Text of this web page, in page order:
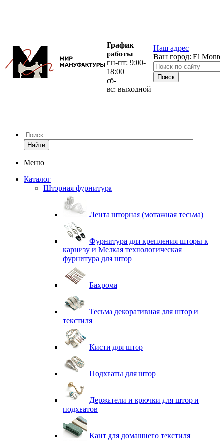
График
работы
пн-пт: 9:00-
18:00
сб-
вс: выходной
Наш адрес
Ваш город: El
Найти
Меню
Каталог
Шторная фурнитура
Лента шторная (мотажная тесьма)
Фурнитура для крепления шторы к
карнизу и Мелкая технологическая
фурнитура для штор
Бахрома
Тесьма декоративная для штор и
текстиля
Кисти для штор
Подхваты для штор
Держатели и крючки для штор и
подхватов
Кант для домашнего текстиля